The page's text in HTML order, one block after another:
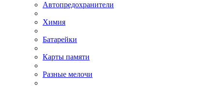
Автопредохранители
Химия
Батарейки
Карты памяти
Разные мелочи